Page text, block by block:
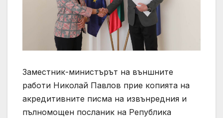
Заместник-министърът на външните
работи Николай Павлов прие копията на
акредитивните писма на извънредния и
пълномощен посланик на Република